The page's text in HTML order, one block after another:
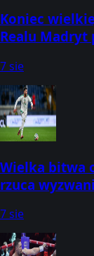
Koniec
Realu Madryt
7 sie
Wielka bitwa
rzuca
7 sie